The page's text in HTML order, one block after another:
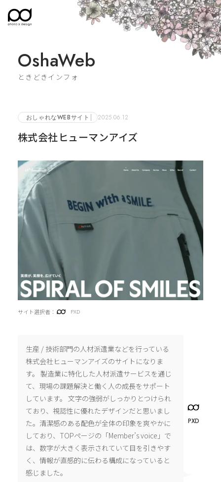
OshaWeb
ときどきインフォ
おしゃれなWEBサイト 2025.06.12
株式会社ヒューマンアイズ
サイト選択者： PXD
生産 / 技術部門の人材派遣業などを行っている
株式会社ヒューマンアイズのサイトになりま
す。 製造業に特化した人材派遣サービスを通じ
て、現場の課題解決と働く人の成長をサポート
しています。 文字の強弱がしっかりとつけられ
ており、視認性に優れたデザインだと思いまし
た。清潔感のある配色が全体の印象を爽やかに
しており、TOPページの「Member’s voice」で
は、数字が大きく表示されていて目を引きやす
く、情報が直感的に伝わる構成になっていると
感じました。
PXD